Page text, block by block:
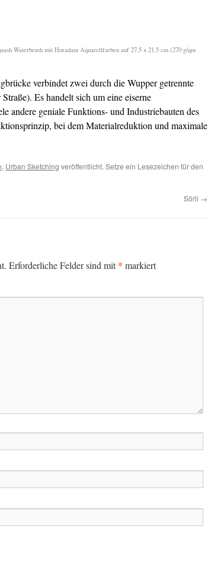
Waterbrush mit Horadam Aquarellfarben auf 27,5 x 21,5 cm (270 g/qm
verbindet zwei durch die Wupper getrennte
Es handelt sich um eine eiserne
andere geniale Funktions- und Industriebauten des
bei dem Materialreduktion und maximale
, Urban Sketching veröffentlicht. Setze ein Lesezeichen für den
Sörli →
Erforderliche Felder sind mit* markiert